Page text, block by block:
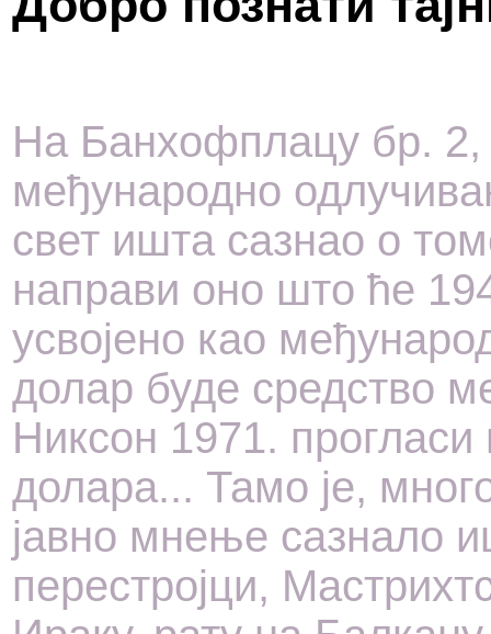
На Бан­хо­фпла­цу бр. 2,
међународно
свет ишта сазнао о
направи оно што ће
усвојено као
долар буде средство
Никсон 1971. прогласи
долара... Тамо је,
јав­но мне­ње са­зна­ло
перестројци,